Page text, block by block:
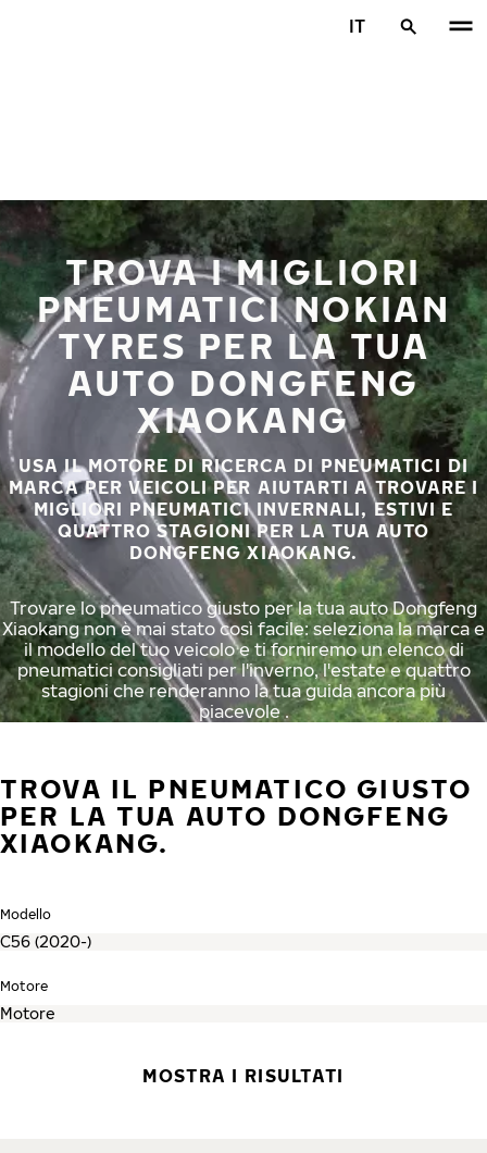
IT
TROVA I MIGLIORI
PNEUMATICI NOKIAN
TYRES PER LA TUA
AUTO DONGFENG
XIAOKANG
USA IL MOTORE DI RICERCA DI PNEUMATICI DI
MARCA PER VEICOLI PER AIUTARTI A TROVARE I
MIGLIORI PNEUMATICI INVERNALI, ESTIVI E
QUATTRO STAGIONI PER LA TUA AUTO
DONGFENG XIAOKANG.
Trovare lo pneumatico giusto per la tua auto Dongfeng
Xiaokang non è mai stato così facile: seleziona la marca e
il modello del tuo veicolo e ti forniremo un elenco di
pneumatici consigliati per l'inverno, l'estate e quattro
stagioni che renderanno la tua guida ancora più
piacevole .
TROVA IL PNEUMATICO GIUSTO
PER LA TUA AUTO DONGFENG
XIAOKANG.
Modello
Motore
MOSTRA I RISULTATI